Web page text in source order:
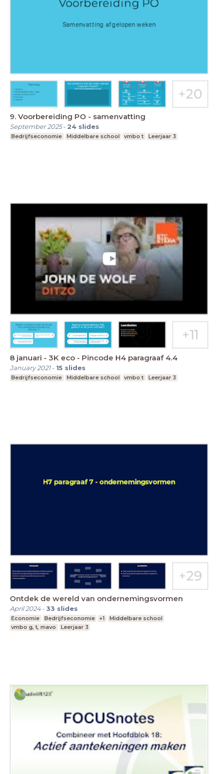
9. Voorbereiding PO - samenvatting
September 2025- 24 slides
Bedrijfseconomie Middelbare school vmbo t Leerjaar 3
8 januari - 3K eco - Pincode H4 paragraaf 4.4
January 2021- 15 slides
Bedrijfseconomie Middelbare school vmbo t Leerjaar 3
Ontdek de wereld van ondernemingsvormen
April 2024-33 slides
Economie Bedrijfseconomie +1
Middelbare school
vmbo g, t, mavo
Leerjaar 3